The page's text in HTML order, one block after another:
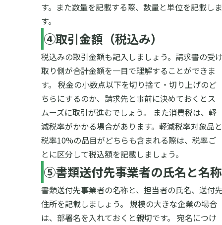
す。また数量を記載する際、数量と単位を記載しま
す。
④取引金額（税込み）
税込みの取引金額も記入しましょう。請求書の受
取り側が合計金額を一目で理解することができま
す。 税金の小数点以下を切り捨て・切り上げのど
ちらにするのか、請求先と事前に決めておくとス
ムーズに取引が進むでしょう。
また消費税は、軽
減税率がかかる場合があります。軽減税率対象品と
税率10%の品目がどちらも含まれる際は、税率ご
とに区分して税込額を記載しましょう。
⑤書類送付先事業者の氏名と名称
書類送付先事業者の名称と、担当者の氏名、送付
住所を記載しましょう。 規模の大きな企業の場合
は、部署名を入れておくと親切です。 宛名につけ